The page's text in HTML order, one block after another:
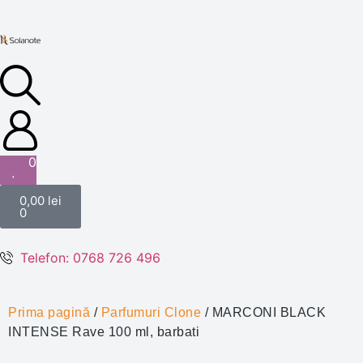
0
0,00 lei
0
Telefon: 0768 726 496
Prima pagină / Parfumuri Clone / MARCONI BLACK
INTENSE Rave 100 ml, barbati